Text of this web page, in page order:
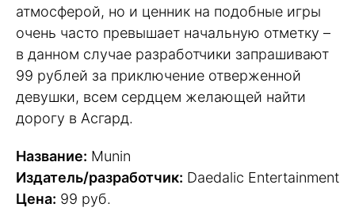
атмосферой, но и ценник на подобные игры
очень часто превышает начальную отметку –
в данном случае разработчики запрашивают
99 рублей за приключение отверженной
девушки, всем сердцем желающей найти
дорогу в Асгард.
Название: Munin
Издатель/разработчик: Daedalic Entertainment
Цена: 99 руб.